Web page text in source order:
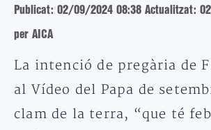
Publicat: 02/09/2024 08:38 Actualitzat:
per AICA
La intenció de pregària de
al Vídeo del Papa de
clam de la terra, “que té